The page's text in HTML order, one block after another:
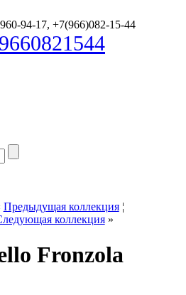
94-17, +7(966)082-15-44
Предыдущая коллекция¦
коллекция»
Fronzola